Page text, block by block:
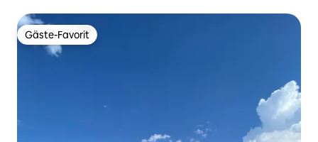
Gäste-Favorit
Gäste-Favorit